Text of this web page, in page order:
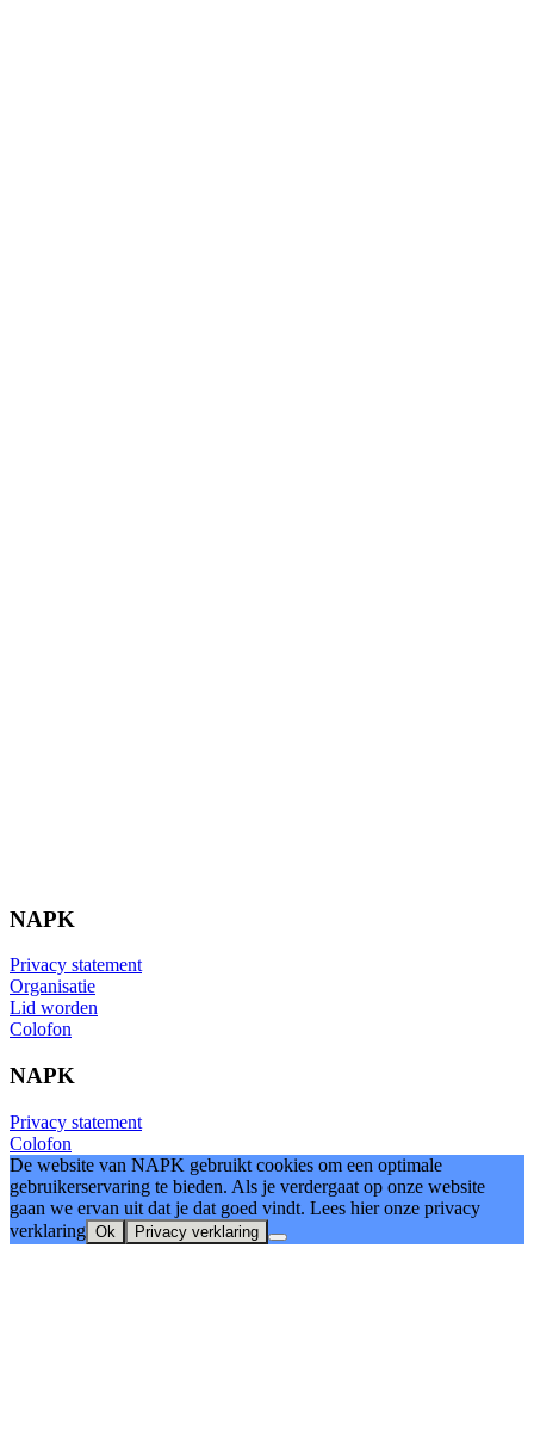
NAPK
Privacy statement
Organisatie
Lid worden
Colofon
NAPK
Privacy statement
Colofon
De website van NAPK gebruikt cookies om een optimale
gebruikerservaring te bieden. Als je verdergaat op onze website
gaan we ervan uit dat je dat goed vindt. Lees hier onze privacy
verklaring Ok Privacy verklaring